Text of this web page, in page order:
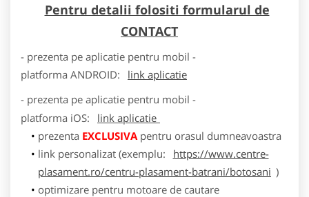
Pentru detalii folositi formularul de
CONTACT
- prezenta pe aplicatie pentru mobil -
platforma ANDROID:
link aplicatie
- prezenta pe aplicatie pentru mobil -
platforma iOS:
link aplicatie
prezenta EXCLUSIVApentru orasul dumneavoastra
link personalizat (exemplu:
https://www.centre-
plasament.ro/centru-plasament-batrani/botosani )
optimizare pentru motoare de cautare